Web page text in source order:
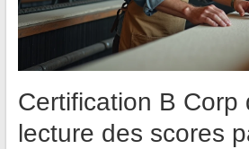
Certification B Corp
lecture des scores